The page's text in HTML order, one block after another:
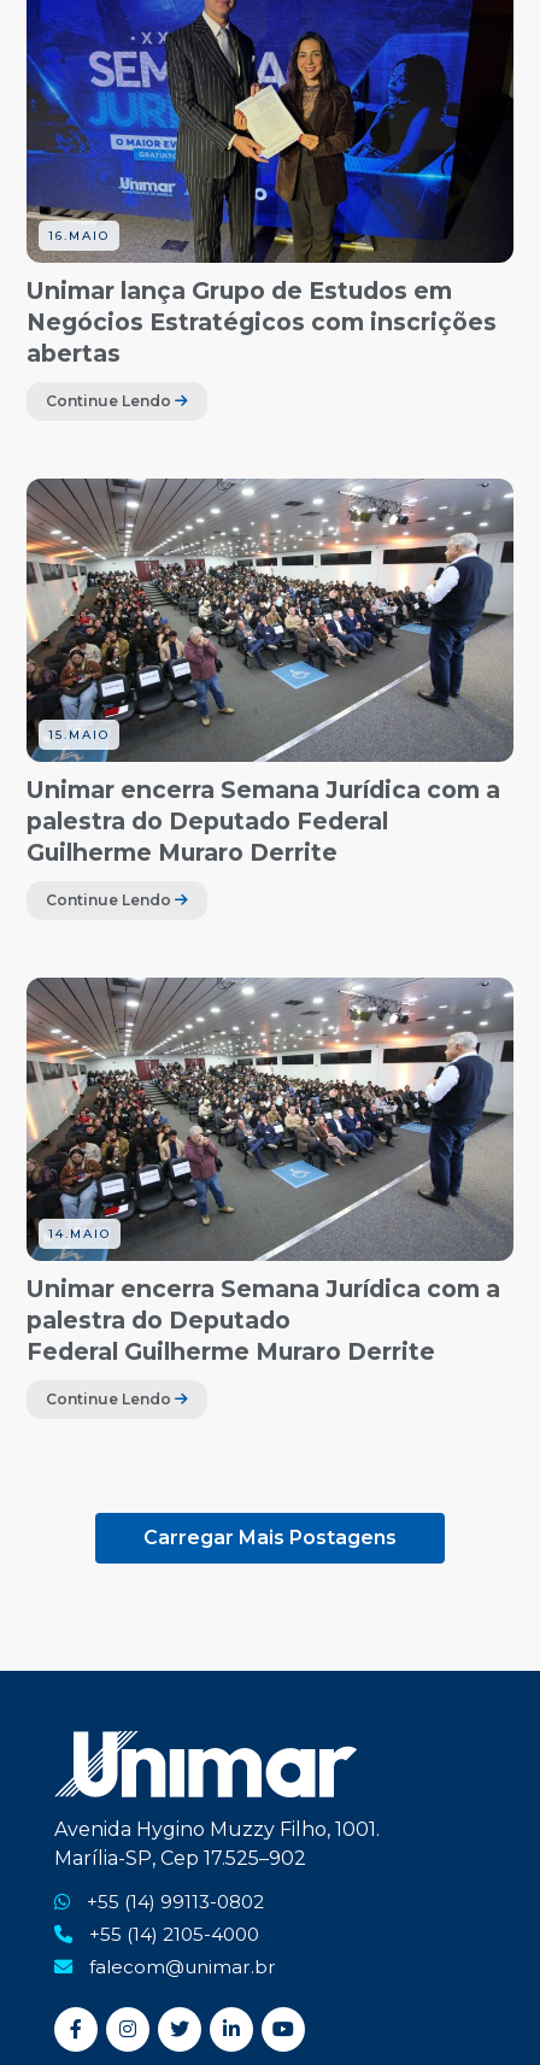
16.MAIO
Unimar lança Grupo de Estudos em
Negócios Estratégicos com inscrições
abertas
Continue Lendo
15.MAIO
Unimar encerra Semana Jurídica com a
palestra do Deputado Federal
Guilherme Muraro Derrite
Continue Lendo
14.MAIO
Unimar encerra Semana Jurídica com a
palestra do Deputado
Federal Guilherme Muraro Derrite
Continue Lendo
Carregar Mais Postagens
Avenida Hygino Muzzy Filho, 1001.
Marília-SP, Cep 17.525–902
+55 (14) 99113-0802
+55 (14) 2105-4000
falecom@unimar.br